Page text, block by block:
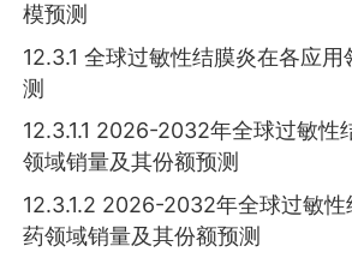
模预测
12.3.1 全球过敏性结膜炎在各应
测
12.3.1.1 2026-2032年全球过敏性
领域销量及其份额预测
12.3.1.2 2026-2032年全球过敏性
药领域销量及其份额预测